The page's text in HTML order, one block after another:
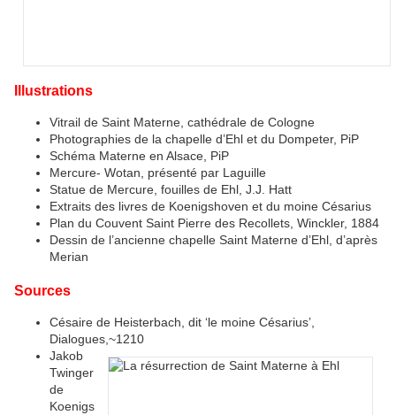
Illustrations
Vitrail de Saint Materne, cathédrale de Cologne
Photographies de la chapelle d’Ehl et du Dompeter, PiP
Schéma Materne en Alsace, PiP
Mercure- Wotan, présenté par Laguille
Statue de Mercure, fouilles de Ehl, J.J. Hatt
Extraits des livres de Koenigshoven et du moine Césarius
Plan du Couvent Saint Pierre des Recollets, Winckler, 1884
Dessin de l’ancienne chapelle Saint Materne d’Ehl, d’après
Merian
Sources
Césaire de Heisterbach, dit ‘le moine Césarius’,
Dialogues,~1210
Jakob
Twinger
de
Koenigs